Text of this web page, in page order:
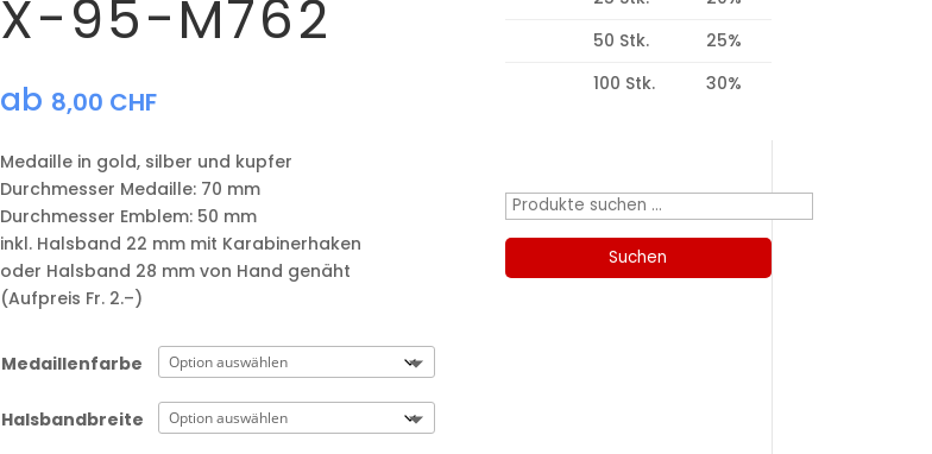
X-95-M762
ab 8,00 CHF
Medaille in gold, silber und kupfer
​Durchmesser Medaille: 70 mm
Durchmesser Emblem: 50 mm
​inkl. Halsband 22 mm mit Karabinerhaken
oder Halsband 28 mm von Hand genäht
(Aufpreis Fr. 2.–)
Medaillenfarbe
Halsbandbreite
50 Stk.
25%
100 Stk.
30%
Suchen
Suchen